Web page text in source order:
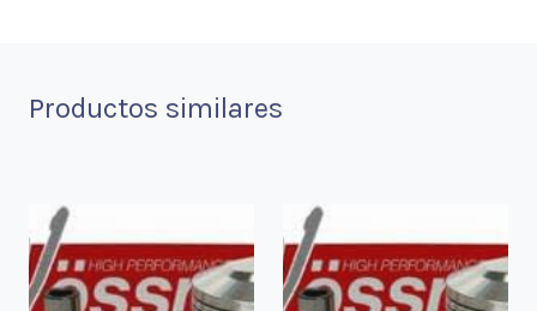
Productos similares